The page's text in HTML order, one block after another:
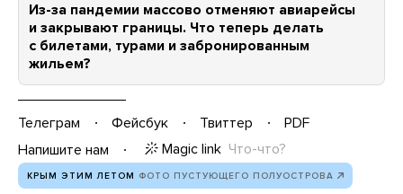
Из-за пандемии массово отменяют авиарейсы
и закрывают границы. Что теперь делать
с билетами, турами и забронированным
жильем?
Телеграм Фейсбук Твиттер
PDF
Напишите нам
Magic link Что-что?
КРЫМ ЭТИМ ЛЕТОМ ФОТО ПУСТУЮЩЕГО ПОЛУОСТРОВА